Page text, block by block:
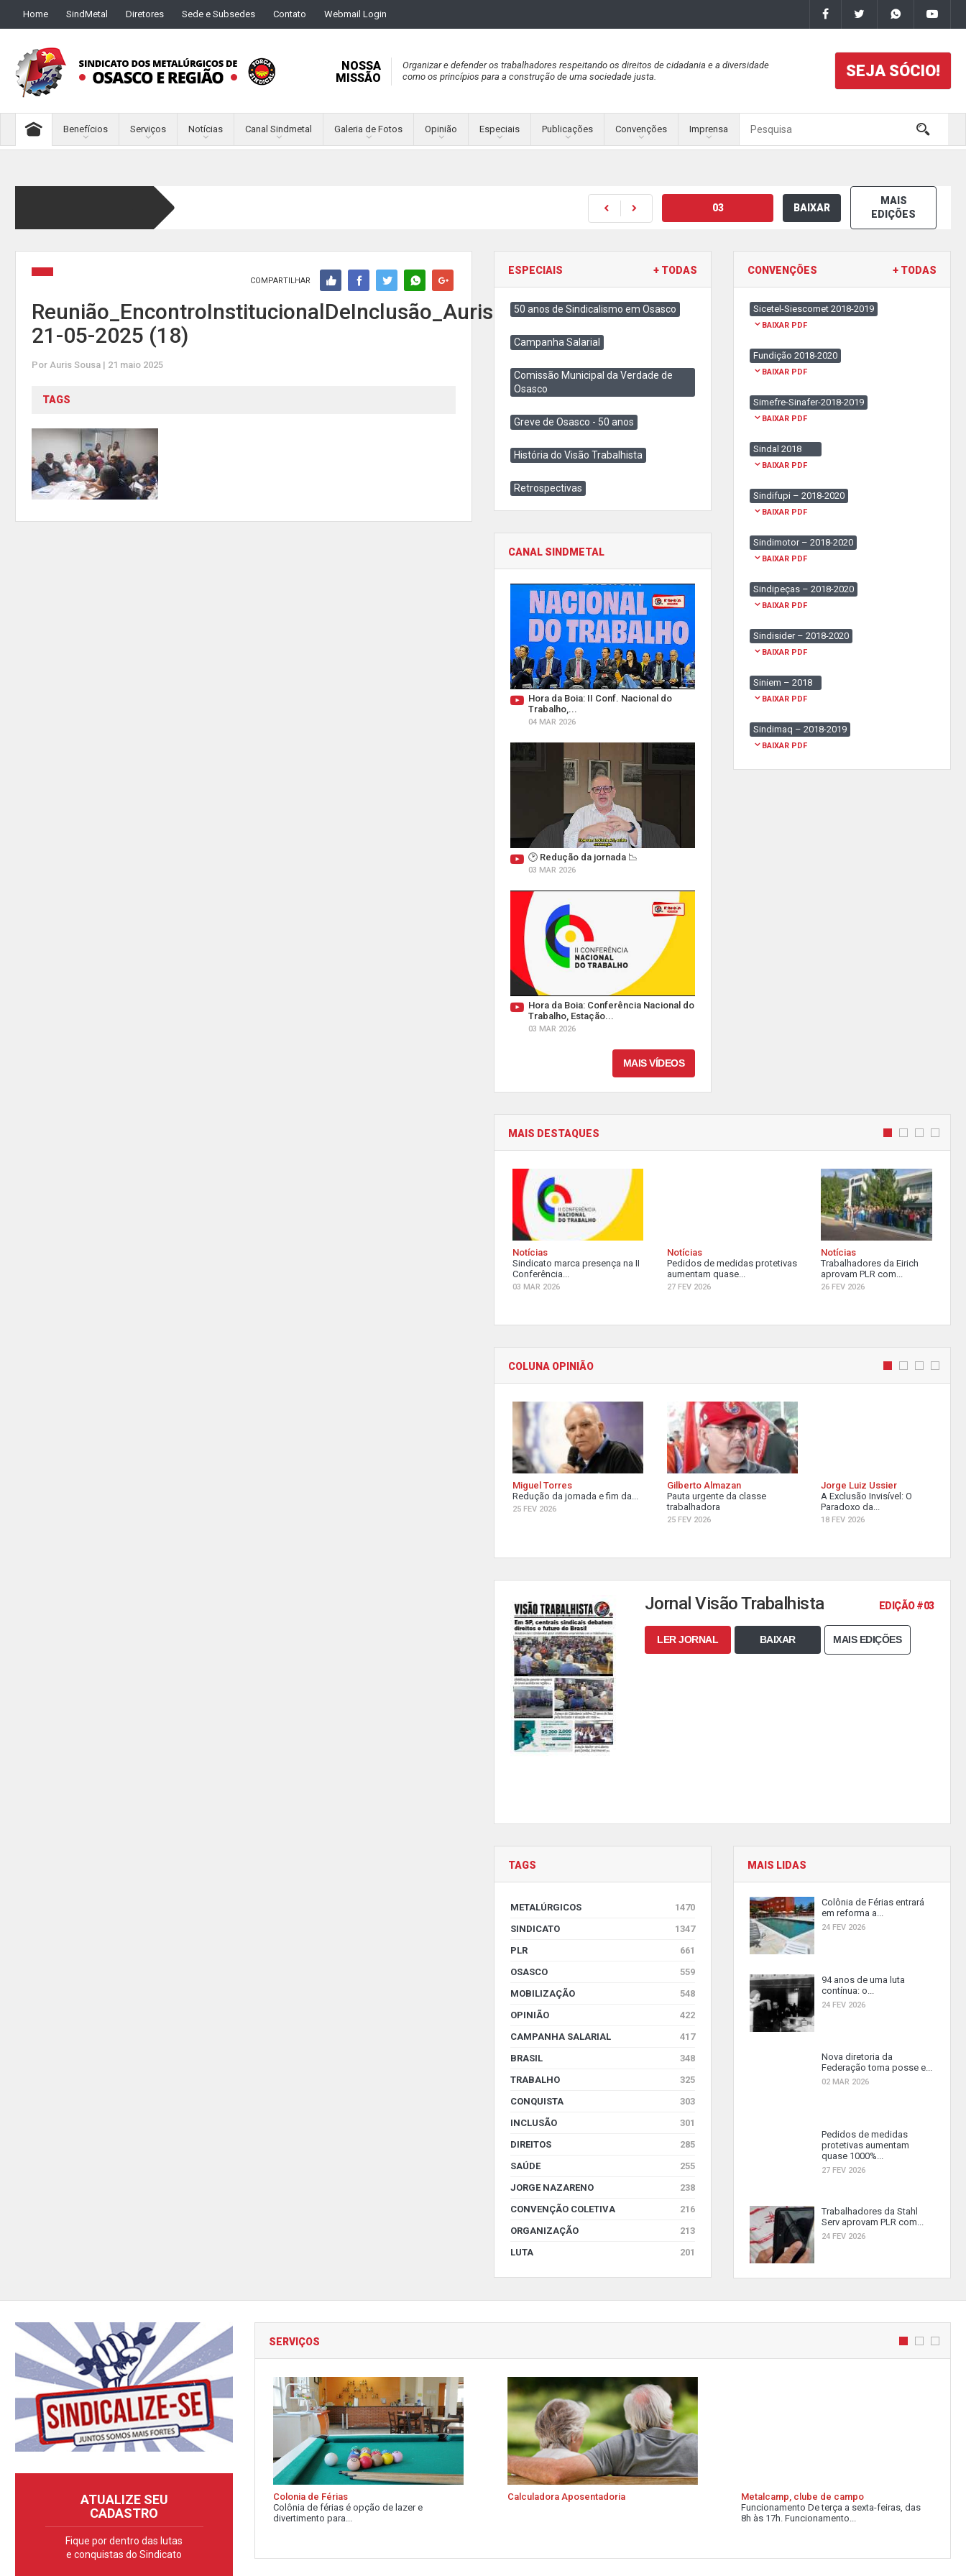
Home SindMetal Diretores Sede e Subsedes Contato Webmail Login
NOSSA
MISSÃO
Organizar e defender os trabalhadores respeitando os direitos de cidadania e a diversidade
como os princípios para a construção de uma sociedade justa.
SEJA SÓCIO!
Benefícios Serviços Notícias Canal Sindmetal Galeria de Fotos Opinião Especiais Publicações Convenções Imprensa
03 BAIXAR
MAIS
EDIÇÕES
COMPARTILHAR
Reunião_EncontroInstitucionalDeInclusão_AurisSousa-
21-05-2025 (18)
Por Auris Sousa | 21 maio 2025
TAGS
ESPECIAIS + TODAS
50 anos de Sindicalismo em Osasco
Campanha Salarial
Comissão Municipal da Verdade de
Osasco
Greve de Osasco - 50 anos
História do Visão Trabalhista
Retrospectivas
CANAL SINDMETAL
Hora da Boia: II Conf. Nacional do
Trabalho,...
04 MAR 2026
🕑 Redução da jornada 📉
03 MAR 2026
Hora da Boia: Conferência Nacional do
Trabalho, Estação...
03 MAR 2026
MAIS VÍDEOS
CONVENÇÕES + TODAS
Sicetel-Siescomet 2018-2019
BAIXAR PDF
Fundição 2018-2020
BAIXAR PDF
Simefre-Sinafer-2018-2019
BAIXAR PDF
Sindal 2018
BAIXAR PDF
Sindifupi – 2018-2020
BAIXAR PDF
Sindimotor – 2018-2020
BAIXAR PDF
Sindipeças – 2018-2020
BAIXAR PDF
Sindisider – 2018-2020
BAIXAR PDF
Siniem – 2018
BAIXAR PDF
Sindimaq – 2018-2019
BAIXAR PDF
MAIS DESTAQUES
Notícias
Sindicato marca presença na II
Conferência...
03 MAR 2026
Notícias
Pedidos de medidas protetivas
aumentam quase...
27 FEV 2026
Notícias
Trabalhadores da Eirich
aprovam PLR com...
26 FEV 2026
COLUNA OPINIÃO
Miguel Torres
Redução da jornada e fim da...
25 FEV 2026
Gilberto Almazan
Pauta urgente da classe
trabalhadora
25 FEV 2026
Jorge Luiz Ussier
A Exclusão Invisível: O
Paradoxo da...
18 FEV 2026
Jornal Visão Trabalhista EDIÇÃO #03
LER JORNAL BAIXAR MAIS EDIÇÕES
TAGS
METALÚRGICOS
1470
SINDICATO
1347
PLR
661
OSASCO
559
MOBILIZAÇÃO
548
OPINIÃO
422
CAMPANHA SALARIAL
417
BRASIL
348
TRABALHO
325
CONQUISTA
303
INCLUSÃO
301
DIREITOS
285
SAÚDE
255
JORGE NAZARENO
238
CONVENÇÃO COLETIVA
216
ORGANIZAÇÃO
213
LUTA
201
MAIS LIDAS
Colônia de Férias entrará
em reforma a...
24 FEV 2026
94 anos de uma luta
contínua: o...
24 FEV 2026
Nova diretoria da
Federação toma posse e...
02 MAR 2026
Pedidos de medidas
protetivas aumentam
quase 1000%...
27 FEV 2026
Trabalhadores da Stahl
Serv aprovam PLR com...
24 FEV 2026
ATUALIZE SEU
CADASTRO
Fique por dentro das lutas
e conquistas do Sindicato
SERVIÇOS
Colonia de Férias
Colônia de férias é opção de lazer e
divertimento para...
Calculadora Aposentadoria
Metalcamp, clube de campo
Funcionamento De terça a sexta-feiras, das
8h às 17h. Funcionamento...